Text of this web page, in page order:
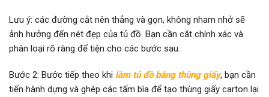
Lưu ý: các đường cắt nên thẳng và gọn, không nham nhở sẽ
ảnh hưởng đến nét đẹp của tủ đồ. Bạn cần cắt chính xác và
phân loại rõ ràng để tiện cho các bước sau.
Bước 2: Bước tiếp theo khi làm tủ đồ bằng thùng giấy, bạn cần
tiến hành dựng và ghép các tấm bìa để tạo thùng giấy carton lại